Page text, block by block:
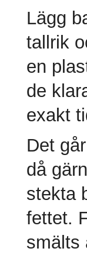
Lägg
tallrik
en
de
exakt
Det
då
stekta
fettet.
smälts